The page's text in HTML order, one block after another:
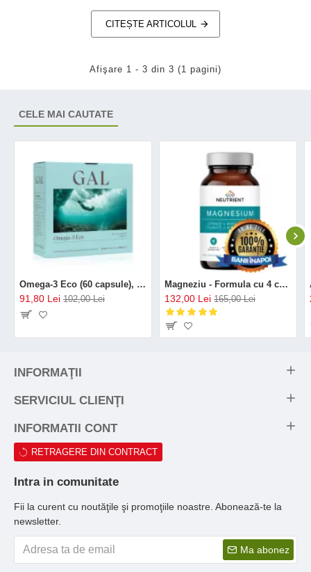
CITEȘTE ARTICOLUL
Afişare 1 - 3 din 3 (1 pagini)
CELE MAI CAUTATE
Omega-3 Eco (60 capsule), GAL
91,80 Lei 102,00 Lei
Magneziu - Formula cu 4 chelați (120 capsule), Neutrient
132,00 Lei 165,00 Lei
INFORMAŢII
SERVICIUL CLIENŢI
INFORMATII CONT
RETRAGERE DIN CONTRACT
Intra in comunitate
Fii la curent cu noutăţile şi promoţiile noastre. Abonează-te la
newsletter.
Ma abonez